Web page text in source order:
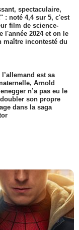
spectaculaire,
: noté 4,4 sur 5, c'est
film de science-
l'année 2024 et on le
maître incontesté du
l’allemand est sa
Arnold
n’a pas eu le
son propre
dans la saga